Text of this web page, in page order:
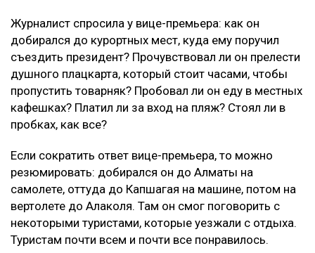
Журналист спросила у вице-премьера: как он
добирался до курортных мест, куда ему поручил
съездить президент? Прочувствовал ли он прелести
душного плацкарта, который стоит часами, чтобы
пропустить товарняк? Пробовал ли он еду в местных
кафешках? Платил ли за вход на пляж? Стоял ли в
пробках, как все?
Если сократить ответ вице-премьера, то можно
резюмировать: добирался он до Алматы на
самолете, оттуда до Капшагая на машине, потом на
вертолете до Алаколя. Там он смог поговорить с
некоторыми туристами, которые уезжали с отдыха.
Туристам почти всем и почти все понравилось.